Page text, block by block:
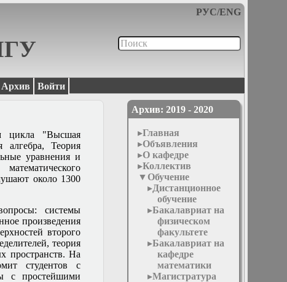
РУС/ENG
Архив Войти
Архив: 2019 - 2020
Главная
Объявления
О кафедре
Коллектив
Обучение
Дистанционное
обучение
Бакалавриат на
физическом
факультете
Бакалавриат на
кафедре
математики
Магистратура
цикла "Высшая
алгебра, Теория
уравнения и
около 1300
системы
произведения
второго
теория
пространств. На
студентов с
с простейшими